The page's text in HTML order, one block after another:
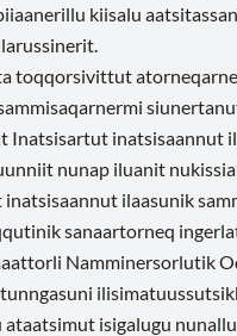
kiisalu
toqqorsivittut
Inatsisartut inatsisaannut
nunap iluanit
ilaasunik
sanaartorneq
Namminersorlutik
ataatsimut isigalugu